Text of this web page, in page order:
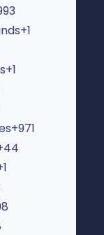
+1
+1
+971